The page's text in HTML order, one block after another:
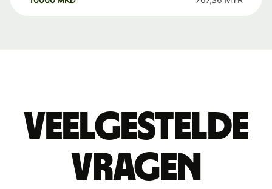
Veelgestelde
vragen